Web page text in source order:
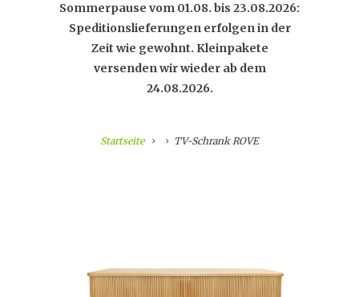
Sommerpause vom 01.08. bis 23.08.2026:
Speditionslieferungen erfolgen in der
Zeit wie gewohnt. Kleinpakete
versenden wir wieder ab dem
24.08.2026.
Startseite TV-Schrank ROVE